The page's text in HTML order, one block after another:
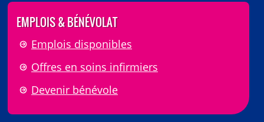
EMPLOIS & BÉNÉVOLAT
Emplois disponibles
Offres en soins infirmiers
Devenir bénévole